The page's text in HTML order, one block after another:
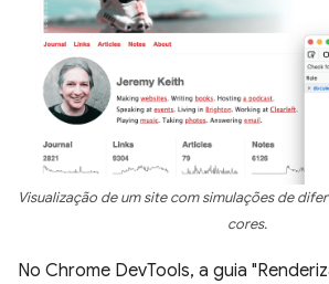
Visualização de um site com simulações de
cores.
No Chrome DevTools, a guia